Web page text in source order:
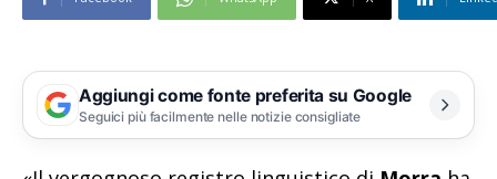
Aggiungi come fonte preferita su Google
Seguici più facilmente nelle notizie consigliate